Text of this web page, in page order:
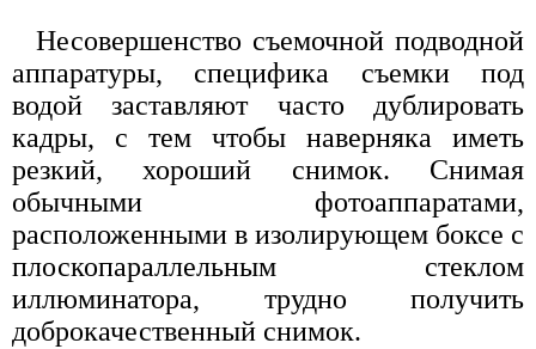
Несовершенство съемочной подводной
аппаратуры, специфика съемки под
водой заставляют часто дублировать
кадры, с тем чтобы наверняка иметь
резкий, хороший снимок. Снимая
обычными фотоаппаратами,
расположенными в изолирующем боксе с
плоскопараллельным стеклом
иллюминатора, трудно получить
доброкачественный снимок.